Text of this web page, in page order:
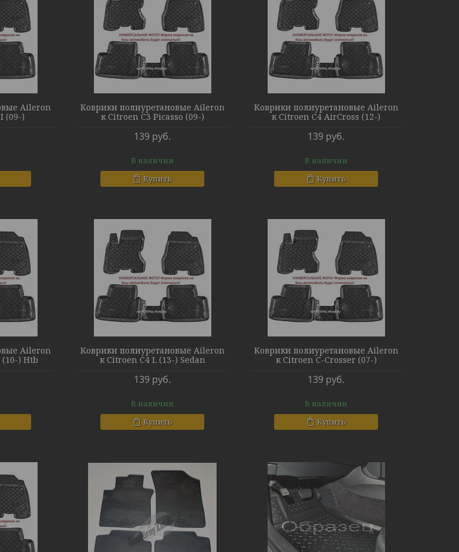
Aileron
(09-)
Коврики полиуретановые Aileron
к Citroen C3 Picasso (09-)
139 руб.
В наличии
Купить
Коврики полиуретановые Aileron
к Citroen C4 AirCross (12-)
139 руб.
В наличии
Купить
Aileron
(10-) Htb
Коврики полиуретановые Aileron
к Citroen C4 L (13-) Sedan
139 руб.
В наличии
Купить
Коврики полиуретановые Aileron
к Citroen C-Crosser (07-)
139 руб.
В наличии
Купить